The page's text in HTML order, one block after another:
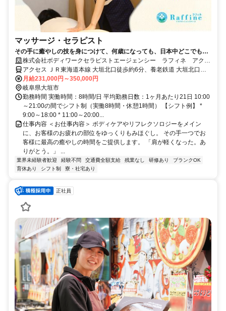
マッサージ・セラピスト
その手に癒やしの技を身につけて、何歳になっても、日本中どこでも働
けるセラピストの第一歩を踏み出しませんか。
株式会社ボディワークセラピストエージェンシー ラフィネ アクア
ウォーク大垣店
アクセス ＪＲ東海道本線 大垣北口徒歩約6分、養老鉄道 大垣北口徒
歩約6分、樽見鉄道 大垣北口徒歩約6分 最寄駅：大垣駅
月給231,000円～350,000円
岐阜県大垣市
勤務時間 実働時間：8時間/日 平均勤務日数：1ヶ月あたり21日 10:00
～21:00の間でシフト制（実働8時間・休憩1時間） 【シフト例】 *
9:00～18:00 * 11:00～20:00...
仕事内容 ＜お仕事内容＞ ボディケアやリフレクソロジーをメイン
に、お客様のお疲れの部位をゆっくりもみほぐし。 その手一つでお
客様に最高の癒やしの時間をご提供します。 「肩が軽くなった。あ
りがとう。」 ...
業界未経験者歓迎 経験不問 交通費全額支給 残業なし 研修あり
ブランクOK
育休あり
シフト制 寮・社宅あり
正社員